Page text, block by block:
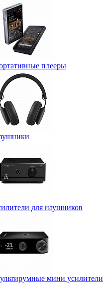
плееры
для наушников
мини усилители